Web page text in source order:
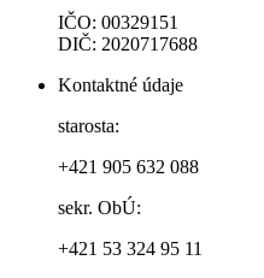
IČO: 00329151
DIČ: 2020717688
Kontaktné údaje
starosta:
+421 905 632 088
sekr. ObÚ:
+421 53 324 95 11